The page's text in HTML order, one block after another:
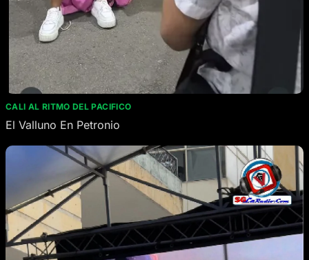
CALI AL RITMO DEL PACIFICO
El Valluno En Petronio